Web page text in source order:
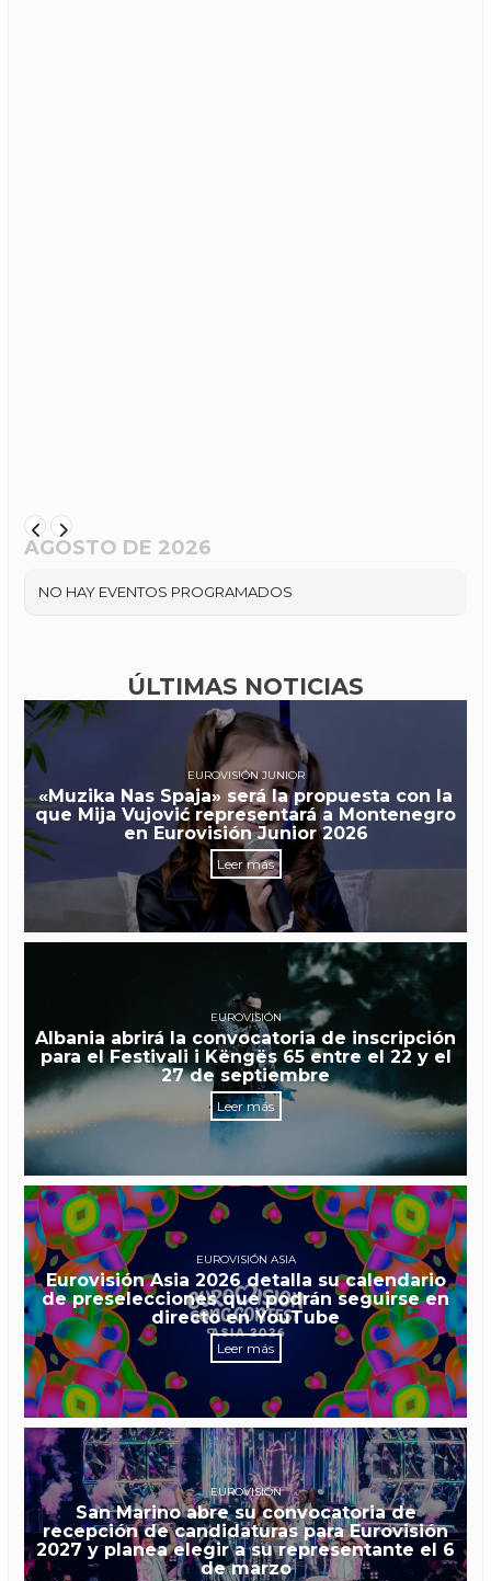
AGOSTO DE 2026
NO HAY EVENTOS PROGRAMADOS
ÚLTIMAS NOTICIAS
EUROVISIÓN JUNIOR
«Muzika Nas Spaja» será la propuesta con la
que Mija Vujović representará a Montenegro
en Eurovisión Junior 2026
Leer más
EUROVISIÓN
Albania abrirá la convocatoria de inscripción
para el Festivali i Këngës 65 entre el 22 y el
27 de septiembre
Leer más
EUROVISIÓN ASIA
Eurovisión Asia 2026 detalla su calendario
de preselecciones que podrán seguirse en
directo en YouTube
Leer más
EUROVISIÓN
San Marino abre su convocatoria de
recepción de candidaturas para Eurovisión
2027 y planea elegir a su representante el 6
de marzo